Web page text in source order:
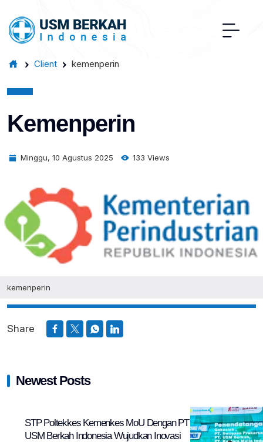
Client kemenperin
Kemenperin
Minggu, 10 Agustus 2025 133 Views
kemenperin
Share
Newest Posts
STP Poltekkes Kemenkes MoU Dengan PT
USM Berkah Indonesia Wujudkan Inovasi